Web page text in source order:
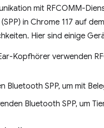
mit RFCOMM-
(SPP) in Chrome 117 auf
Hier sind einige
Kopfhörer verwenden
SPP, um mit
Bluetooth SPP, um